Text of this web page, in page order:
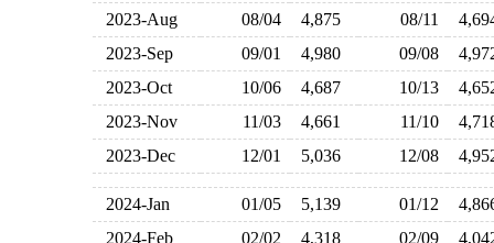
2023-Aug
08/04 4,875 08/11
2023-Sep
09/01 4,980 09/08
2023-Oct
10/06 4,687 10/13
2023-Nov
11/03 4,661 11/10
2023-Dec
12/01 5,036 12/08
2024-Jan 01/05 5,139 01/12
2024-Feb
02/02 4,318 02/09